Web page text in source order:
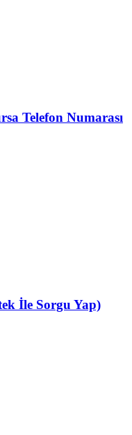
Telefon Numarası
İle Sorgu Yap)